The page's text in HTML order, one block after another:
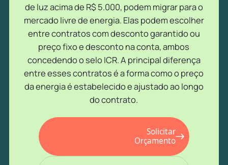
de luz acima de R$ 5.000, podem migrar para o
mercado livre de energia. Elas podem escolher
entre contratos com desconto garantido ou
preço fixo e desconto na conta, ambos
concedendo o selo ICR. A principal diferença
entre esses contratos é a forma como o preço
da energia é estabelecido e ajustado ao longo
do contrato.
Solicitar
Orçamento